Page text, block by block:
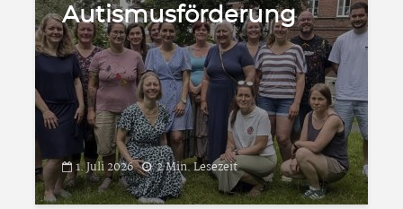
Autismusförderung
1. Juli 2026 2 Min. Lesezeit